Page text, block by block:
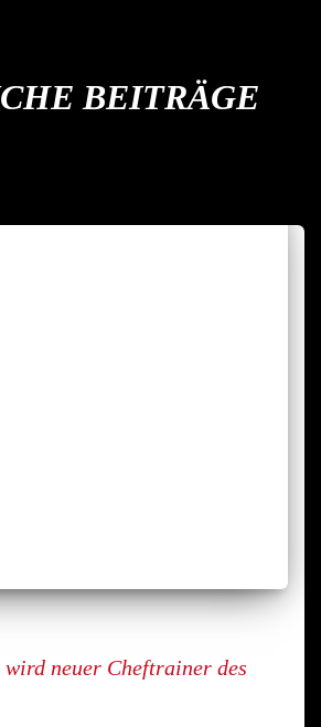
BEITRÄGE
neuer Cheftrainer des